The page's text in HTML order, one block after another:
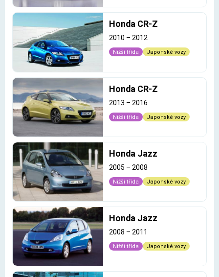
Honda CR-Z
2010 – 2012
Nižší třída Japonské vozy
Honda CR-Z
2013 – 2016
Nižší třída Japonské vozy
Honda Jazz
2005 – 2008
Nižší třída Japonské vozy
Honda Jazz
2008 – 2011
Nižší třída Japonské vozy